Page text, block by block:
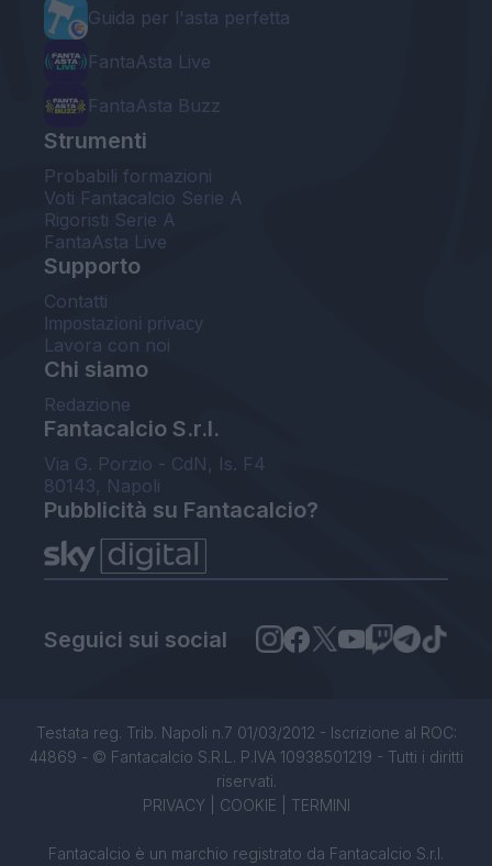
Guida per l'asta perfetta
FantaAsta Live
FantaAsta Buzz
Strumenti
Probabili formazioni
Voti Fantacalcio Serie A
Rigoristi Serie A
FantaAsta Live
Supporto
Contatti
Impostazioni privacy
Lavora con noi
Chi siamo
Redazione
Fantacalcio S.r.l.
Via G. Porzio - CdN, Is. F4
80143, Napoli
Pubblicità su Fantacalcio?
Seguici sui social
Testata reg. Trib. Napoli n.7 01/03/2012 - Iscrizione al ROC:
44869 - © Fantacalcio S.R.L. P.IVA 10938501219 - Tutti i diritti
riservati.
PRIVACY| COOKIE TERMINI
Fantacalcio è un marchio registrato da Fantacalcio S.r.l.